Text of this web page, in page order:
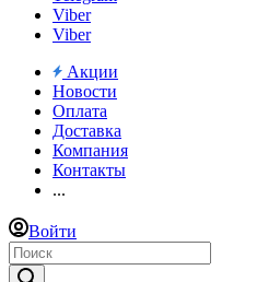
Viber
Viber
Акции
Новости
Оплата
Доставка
Компания
Контакты
...
Войти